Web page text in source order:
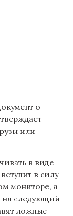
о
или
в виде
в силу
мониторе, а
на следующий
ложные